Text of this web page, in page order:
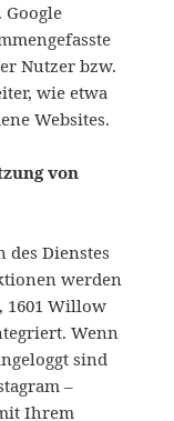
Nutzer bzw.
wie etwa
Websites.
von
Dienstes
werden
1601 Willow
Wenn
sind
–
Ihrem